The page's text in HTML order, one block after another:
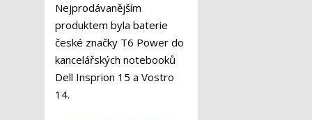
Nejprodávanějším
produktem byla baterie
české značky T6 Power do
kancelářských notebooků
Dell Insprion 15 a Vostro
14.